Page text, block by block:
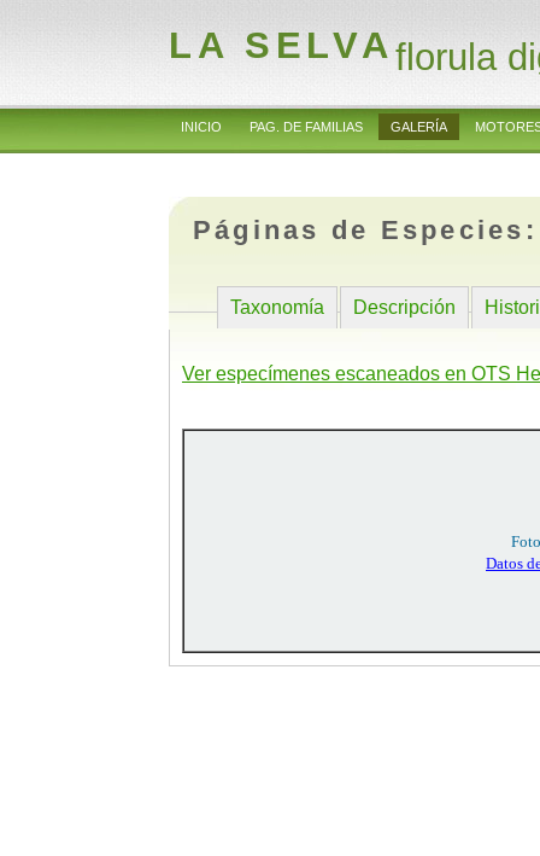
LA SELVAflorula
INICIO PAG. DE FAMILIAS GALERÍA
Páginas de
Taxonomía Descripción
Ver especímenes escaneados en OTS
Datos